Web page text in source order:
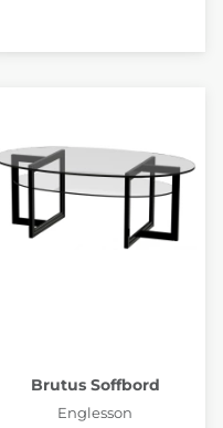
Brutus Soffbord
Englesson